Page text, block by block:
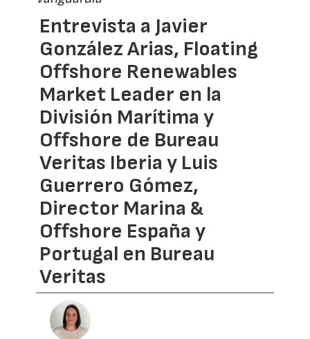
Entrevista a Javier
González Arias, Floating
Offshore Renewables
Market Leader en la
División Marítima y
Offshore de Bureau
Veritas Iberia y Luis
Guerrero Gómez,
Director Marina &
Offshore España y
Portugal en Bureau
Veritas